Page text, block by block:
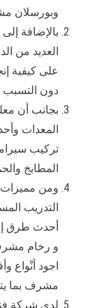
وبورسلان
بالإضافة
العديد من
على كيفية
دون
بجانب أن
المعدات
تركيب
المطابخ
ومن
التدريب
أحدث طرق
و رخام مشرف
اجود أنْواع
مشرف بما
لدي شرِكة